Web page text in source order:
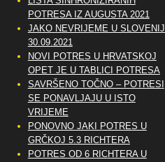
POTRESA IZ AUGUSTA 2021
JAKO NEVRIJEME U SLOVENIJI
30.09.2021
NOVI POTRES U HRVATSKOJ
OPET JE U TABLICI POTRESA
SAVRŠENO TOČNO – POTRESI
SE PONAVLJAJU U ISTO
VRIJEME
PONOVNO JAKI POTRES U
GRČKOJ 5.3 RICHTERA
POTRES OD 6 RICHTERA U